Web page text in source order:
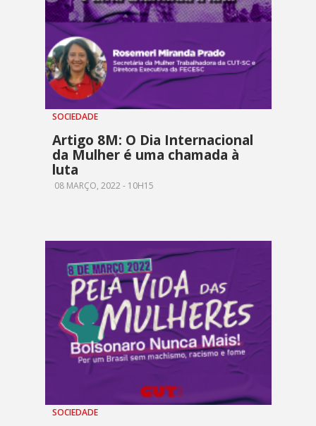
SOCIEDADE
Artigo 8M: O Dia Internacional
da Mulher é uma chamada à
luta
08 MARÇO, 2022 - 10H15
SOCIEDADE